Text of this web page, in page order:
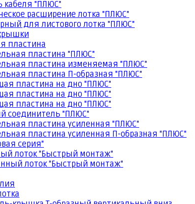
кабеля "ПЛЮС"
расширение лотка "ПЛЮС"
для листового лотка "ПЛЮС"
пластина
пластина "ПЛЮС"
пластина изменяемая "ПЛЮС"
пластина П-образная "ПЛЮС"
пластина на дно "ПЛЮС"
пластина на дно "ПЛЮС"
пластина на дно "ПЛЮС"
соединитель "ПЛЮС"
пластина усиленная "ПЛЮС"
пластина усиленная П-образная "ПЛЮС"
серия"
лоток "Быстрый монтаж"
лоток "Быстрый монтаж"